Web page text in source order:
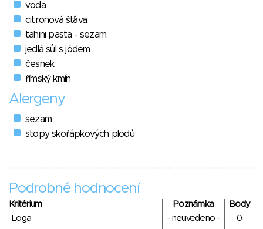
voda
citronová šťáva
tahini pasta - sezam
jedlá sůl s jódem
česnek
římský kmín
Alergeny
sezam
stopy skořápkových plodů
Podrobné hodnocení
Kritérium Poznámka
Body
Loga
- neuvedeno - 0